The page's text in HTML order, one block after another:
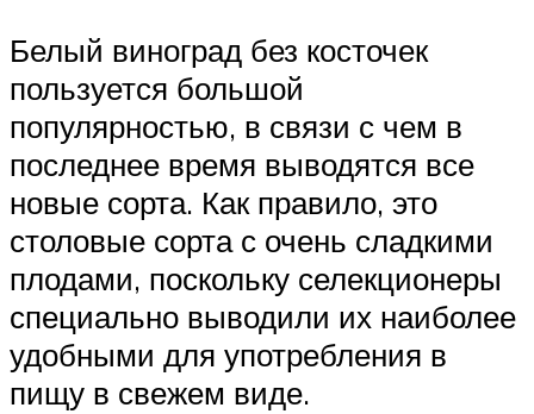
Белый виноград без косточек
пользуется большой
популярностью, в связи с чем в
последнее время выводятся все
новые сорта. Как правило, это
столовые сорта с очень сладкими
плодами, поскольку селекционеры
специально выводили их наиболее
удобными для употребления в
пищу в свежем виде.